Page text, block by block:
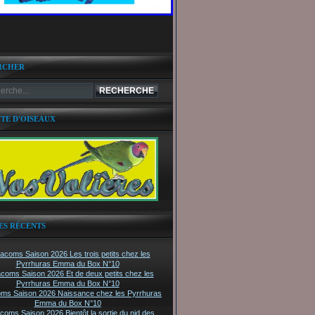
D'OISEAUX
RÉCENTS
Saison 2026 Les trois petits chez les
Pyrrhuras Emma du Box N°10
Saison 2026 Et de deux petits chez les
Pyrrhuras Emma du Box N°10
Saison 2026 Naissance chez les Pyrrhuras
Emma du Box N°10
Saison 2026 Bientôt la sortie du nid des